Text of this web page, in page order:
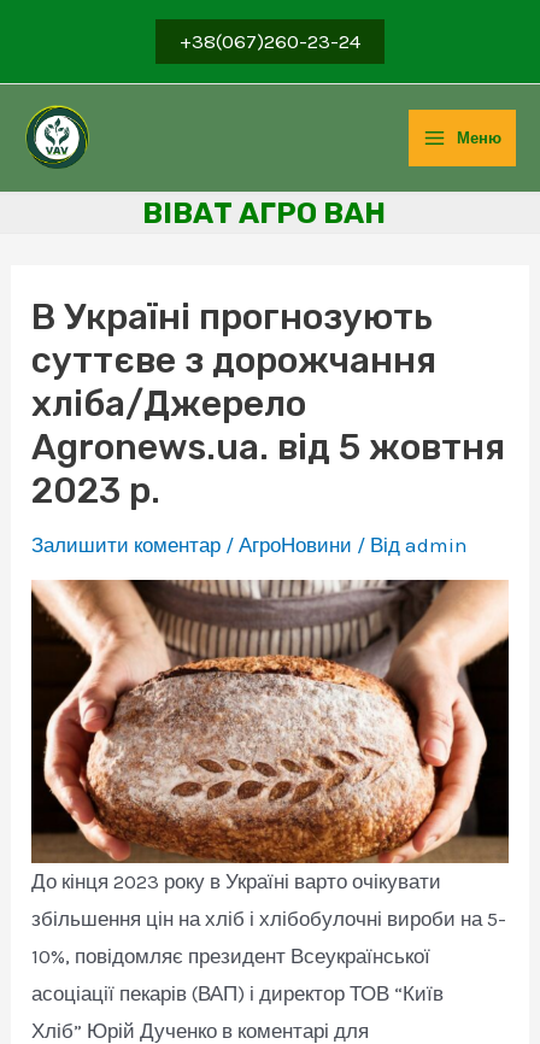
вмісту
+38(067)260-23-24
Main
Меню
ВІВАТ АГРО ВАН
В Україні прогнозують
суттєве з дорожчання
хліба/Джерело
Agronews.ua. від 5 жовтня
2023 р.
Залишити коментар /АгроНовини / Відadmin
До кінця 2023 року в Україні варто очікувати
збільшення цін на хліб і хлібобулочні вироби на 5-
10%, повідомляє президент Всеукраїнської
асоціації пекарів (ВАП) і директор ТОВ “Київ
Хліб” Юрій Дученко в коментарі для